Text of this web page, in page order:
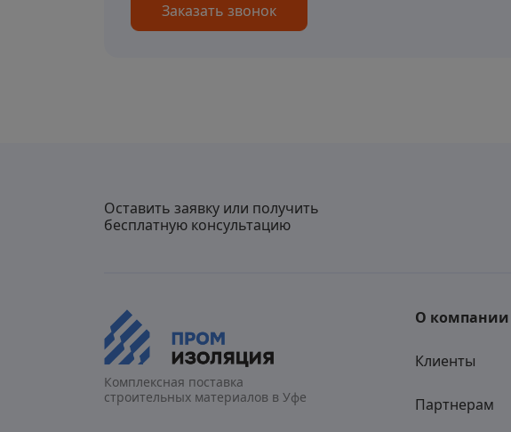
Заказать звонок
Оставить заявку или получить
бесплатную консультацию
Комплексная поставка
строительных материалов в Уфе
О компании
Клиенты
Партнерам